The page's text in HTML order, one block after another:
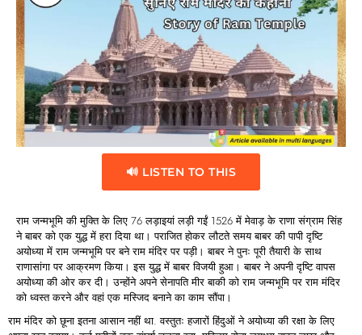
🔊 LISTEN TO THIS
राम जन्मभूमि की मुक्ति के लिए 76 लड़ाइयां लड़ी गईं 1526 में मेवाड़ के राणा संग्राम सिंह
ने बाबर को एक युद्ध में हरा दिया था। पराजित होकर लौटते समय बाबर की पापी दृष्टि
अयोध्या में राम जन्मभूमि पर बने राम मंदिर पर पड़ी। बाबर ने पुनः पूरी तैयारी के साथ
राणासांगा पर आक्रमण किया। इस युद्ध में बाबर विजयी हुआ। बाबर ने अपनी दृष्टि वापस
अयोध्या की ओर कर दी। उन्होंने अपने सेनापति मीर बाकी को राम जन्मभूमि पर राम मंदिर
को ध्वस्त करने और वहां एक मस्जिद बनाने का काम सौंपा।
राम मंदिर को छूना इतना आसान नहीं था. वस्तुतः हजारों हिंदुओं ने अयोध्या की रक्षा के लिए